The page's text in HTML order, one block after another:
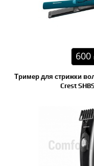
600
Тример для стрижки
Crest